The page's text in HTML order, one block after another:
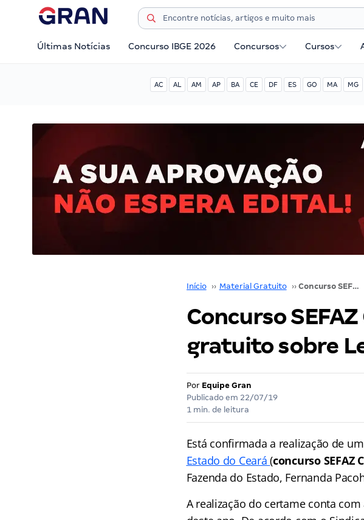
Últimas Notícias Concurso IBGE 2026 Concursos Cursos
AC AL AM AP BA CE DF ES GO MA MG
Início ›› Material Gratuito ›› Concurso SEFAZ CE: confira o e-book gratuito sobre Legislação Tributária!
Concurso
gratuito sobre
Por Equipe Gran
Publicado em 22/07/19
1 min. de leitura
Está confirmada a realização de
Estado do Ceará(concurso SEFAZ
Fazenda do Estado, Fernanda
A realização do certame conta